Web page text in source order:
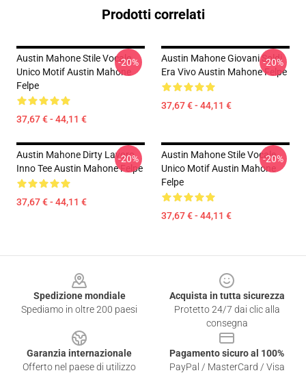
Prodotti correlati
Austin Mahone Stile Vocale
Unico Motif Austin Mahone
Felpe
37,67 € - 44,11 €
-20%
Austin Mahone Giovani Soldi
Era Vivo Austin Mahone Felpe
37,67 € - 44,11 €
-20%
Austin Mahone Dirty Lavoro
Inno Tee Austin Mahone Felpe
37,67 € - 44,11 €
-20%
Austin Mahone Stile Vocale
Unico Motif Austin Mahone
Felpe
37,67 € - 44,11 €
-20%
Spedizione mondiale
Spediamo in oltre 200 paesi
Acquista in tutta sicurezza
Protetto 24/7 dai clic alla
consegna
Garanzia internazionale
Offerto nel paese di utilizzo
Pagamento sicuro al 100%
PayPal / MasterCard / Visa